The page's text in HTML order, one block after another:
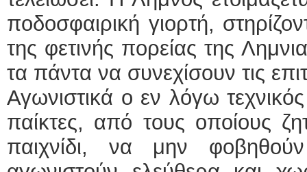
ποδοσφαιρική γιορτή,
της φετινής πορείας της
τα πάντα να συνεχίσουν τις
Αγωνιστικά ο εν λόγω
παίκτες, από τους οποίους
παιχνίδι, να μην